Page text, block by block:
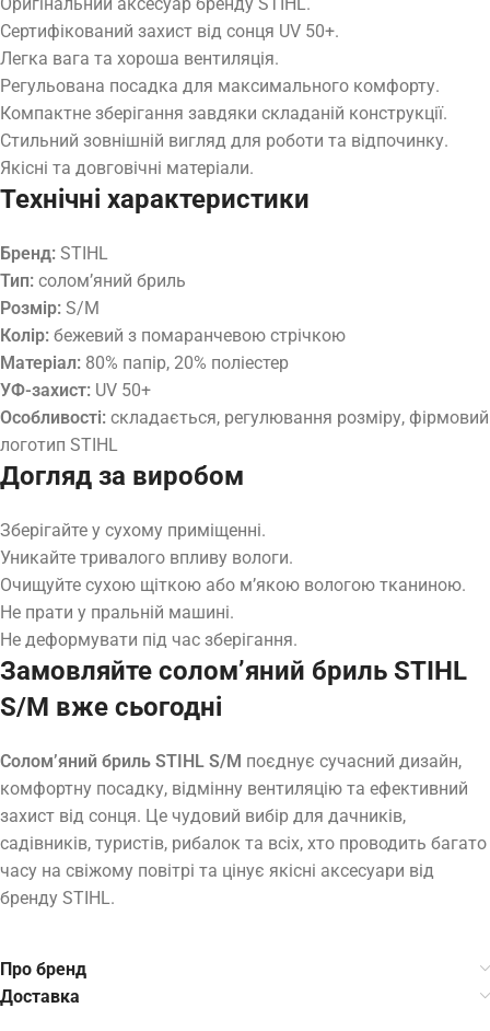
Сертифікований захист від сонця UV 50+.
Легка вага та хороша вентиляція.
Регульована посадка для максимального комфорту.
Компактне зберігання завдяки складаній конструкції.
Стильний зовнішній вигляд для роботи та відпочинку.
Якісні та довговічні матеріали.
Технічні характеристики
Бренд: STIHL
Тип: солом’яний бриль
Розмір: S/M
Колір: бежевий з помаранчевою стрічкою
Матеріал: 80% папір, 20% поліестер
УФ-захист: UV 50+
Особливості: складається, регулювання розміру, фірмовий
логотип STIHL
Догляд за виробом
Зберігайте у сухому приміщенні.
Уникайте тривалого впливу вологи.
Очищуйте сухою щіткою або м’якою вологою тканиною.
Не прати у пральній машині.
Не деформувати під час зберігання.
Замовляйте солом’яний бриль STIHL
S/M вже сьогодні
Солом’яний бриль STIHL S/M поєднує сучасний дизайн,
комфортну посадку, відмінну вентиляцію та ефективний
захист від сонця. Це чудовий вибір для дачників,
садівників, туристів, рибалок та всіх, хто проводить багато
часу на свіжому повітрі та цінує якісні аксесуари від
бренду STIHL.
Про бренд
Доставка